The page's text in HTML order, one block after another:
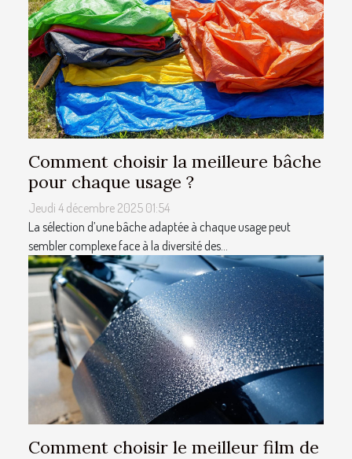
Comment choisir la meilleure bâche
pour chaque usage ?
Jeudi 4 décembre 2025 01:54
La sélection d’une bâche adaptée à chaque usage peut
sembler complexe face à la diversité des...
Comment choisir le meilleur film de